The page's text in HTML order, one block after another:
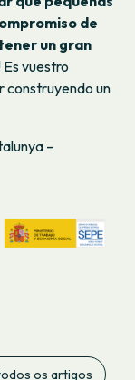
de
un gran
Es vuestro
construyendo un
–
os artigos